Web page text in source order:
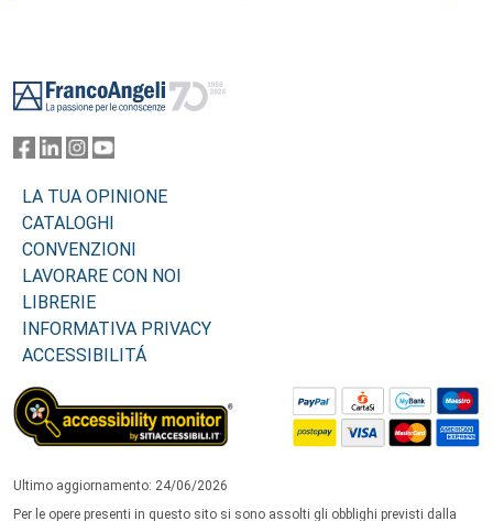
LA TUA OPINIONE
CATALOGHI
CONVENZIONI
LAVORARE CON NOI
LIBRERIE
INFORMATIVA PRIVACY
ACCESSIBILITÁ
Ultimo aggiornamento: 24/06/2026
Per le opere presenti in questo sito si sono assolti gli obblighi previsti dalla